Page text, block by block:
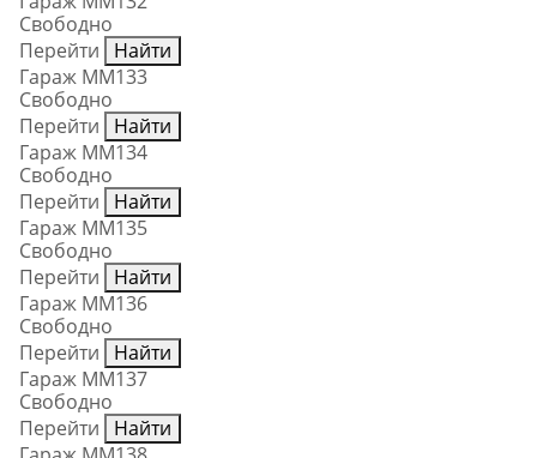
Свободно
Перейти
Найти
Гараж ММ133
Свободно
Перейти
Найти
Гараж ММ134
Свободно
Перейти
Найти
Гараж ММ135
Свободно
Перейти
Найти
Гараж ММ136
Свободно
Перейти
Найти
Гараж ММ137
Свободно
Перейти
Найти